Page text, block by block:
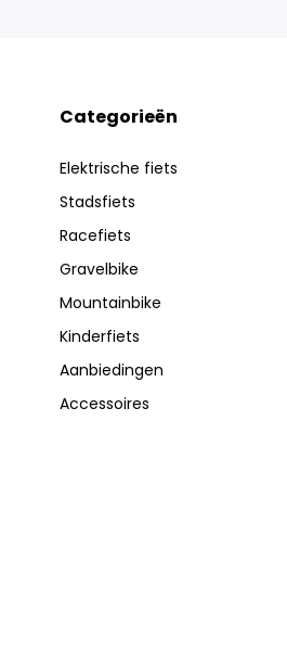
Categorieën
Elektrische fiets
Stadsfiets
Racefiets
Gravelbike
Mountainbike
Kinderfiets
Aanbiedingen
Accessoires